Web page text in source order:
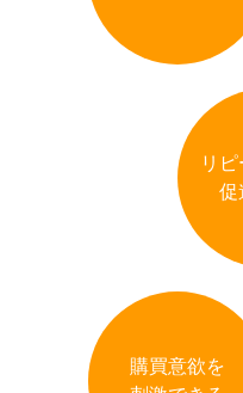
リ
促
購買意欲を